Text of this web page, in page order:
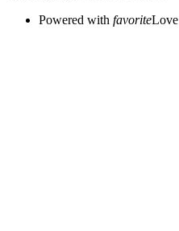
Powered with favoriteLove